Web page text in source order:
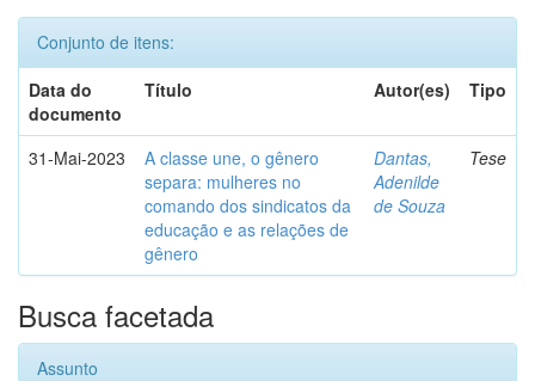
Conjunto de itens:
Data do
documento
Título Autor(es) Tipo
31-Mai-2023
A classe une, o gênero
separa: mulheres no
comando dos sindicatos da
educação e as relações de
gênero
Dantas,
Adenilde
de Souza
Tese
Busca facetada
Assunto